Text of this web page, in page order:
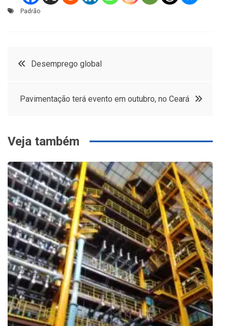
Padrão
Navegação
Desemprego global
Pavimentação terá evento em outubro, no Ceará
Veja também